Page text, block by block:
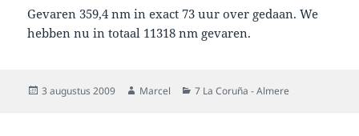
Gevaren 359,4 nm in exact 73 uur over gedaan. We
hebben nu in totaal 11318 nm gevaren.
Geplaatst
3 augustus 2009 Auteur
Marcel Categorieën
7 La Coruña - Almere